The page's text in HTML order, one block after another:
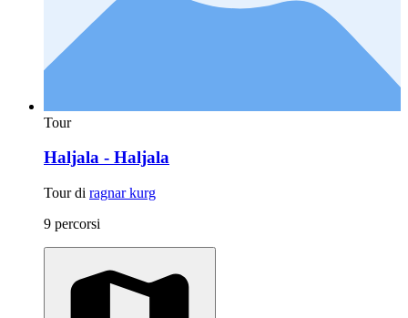
Tour
Haljala - Haljala
Tour di ragnar kurg
9 percorsi